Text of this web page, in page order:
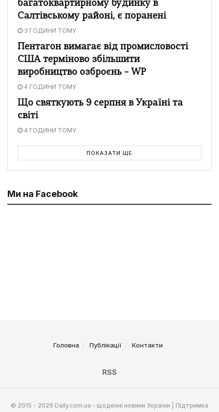
багатоквартирному будинку в
Салтівському районі, є поранені
3 ГОДИНИ ТОМУ
Пентагон вимагає від промисловості
США терміново збільшити
виробництво озброєнь – WP
4 ГОДИНИ ТОМУ
Що святкують 9 серпня в Україні та
світі
4 ГОДИНИ ТОМУ
ПОКАЗАТИ ЩЕ
Ми на Facebook
Головна Публікації Контакти
RSS
© 2015 - 2026 Daily.com.ua - щоденні новини України | Підтримка